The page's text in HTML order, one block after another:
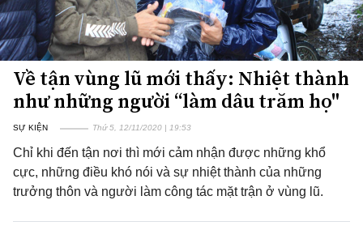
Về tận vùng lũ mới thấy: Nhiệt thành
như những người “làm dâu trăm họ"
SỰ KIỆN Thứ 5, 12/11/2020 | 19:53
Chỉ khi đến tận nơi thì mới cảm nhận được những khổ
cực, những điều khó nói và sự nhiệt thành của những
trưởng thôn và người làm công tác mặt trận ở vùng lũ.